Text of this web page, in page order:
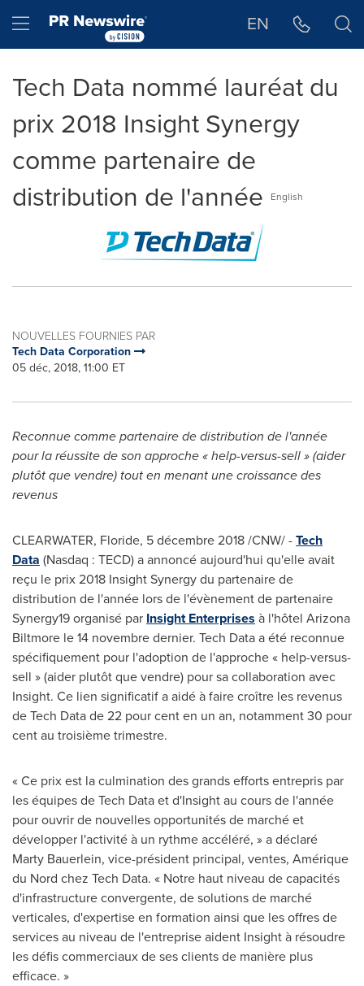
Hamburger menu EN
Tech Data nommé lauréat du
prix 2018 Insight Synergy
comme partenaire de
distribution de l'année
English
NOUVELLES FOURNIES PAR
Tech Data Corporation
05 déc, 2018, 11:00 ET
Reconnue comme partenaire de distribution de l'année
pour la réussite de son approche « help-versus-sell » (aider
plutôt que vendre) tout en menant une croissance des
revenus
CLEARWATER, Floride, 5 décembre 2018 /CNW/ -Tech
Data (Nasdaq : TECD) a annoncé aujourd'hui qu'elle avait
reçu le prix 2018 Insight Synergy du partenaire de
distribution de l'année lors de l'évènement de partenaire
Synergy19 organisé par Insight Enterprises à l'hôtel Arizona
Biltmore le 14 novembre dernier. Tech Data a été reconnue
spécifiquement pour l'adoption de l'approche « help-versus-
sell » (aider plutôt que vendre) pour sa collaboration avec
Insight. Ce lien significatif a aidé à faire croître les revenus
de Tech Data de 22 pour cent en un an, notamment 30 pour
cent au troisième trimestre.
« Ce prix est la culmination des grands efforts entrepris par
les équipes de Tech Data et d'Insight au cours de l'année
pour ouvrir de nouvelles opportunités de marché et
développer l'activité à un rythme accéléré, » a déclaré
Marty Bauerlein, vice-président principal, ventes, Amérique
du Nord chez Tech Data. « Notre haut niveau de capacités
d'infrastructure convergente, de solutions de marché
verticales, d'expertise en formation ainsi que les offres de
services au niveau de l'entreprise aident Insight à résoudre
les défis commerciaux de ses clients de manière plus
efficace. »